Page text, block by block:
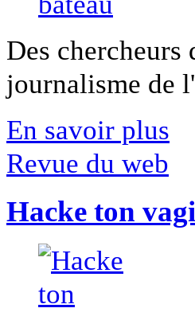
Des
journalisme de
En savoir plus
Revue du web
Hacke ton